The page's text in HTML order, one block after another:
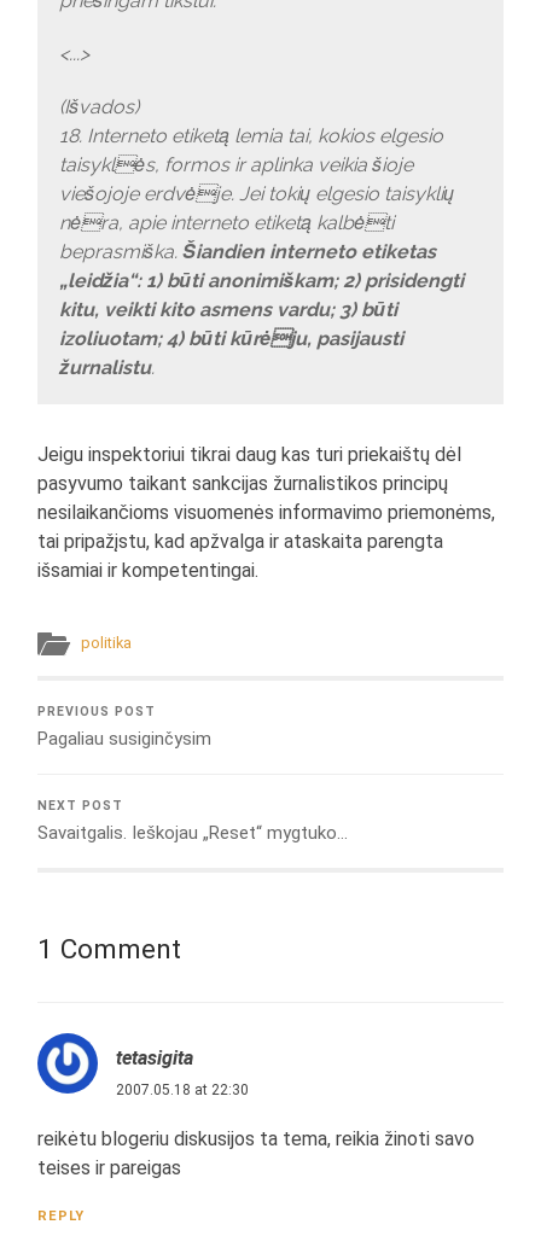
<...>
(Išvados)
18. Interneto etiketą lemia tai, kokios elgesio
taisyklės, formos ir aplinka veikia šioje
viešojoje erdvėje. Jei tokių elgesio taisyklių
nėra, apie interneto etiketą kalbėti
beprasmiška. Šiandien interneto etiketas
„leidžia“: 1) būti anonimiškam; 2) prisidengti
kitu, veikti kito asmens vardu; 3) būti
izoliuotam; 4) būti kūrėju, pasijausti
žurnalistu.
Jeigu inspektoriui tikrai daug kas turi priekaištų dėl
pasyvumo taikant sankcijas žurnalistikos principų
nesilaikančioms visuomenės informavimo priemonėms,
tai pripažįstu, kad apžvalga ir ataskaita parengta
išsamiai ir kompetentingai.
politika
PREVIOUS POST
Pagaliau susiginčysim
NEXT POST
Savaitgalis. Ieškojau „Reset“ mygtuko…
1 Comment
tetasigita
2007.05.18 at 22:30
reikėtu blogeriu diskusijos ta tema, reikia žinoti savo
teises ir pareigas
REPLY